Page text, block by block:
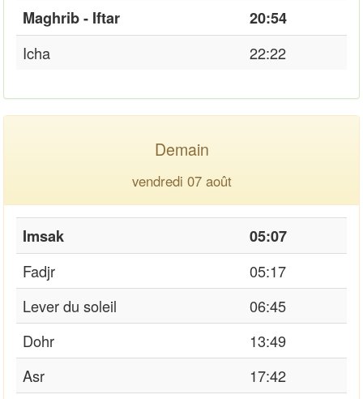
Maghrib - Iftar
20:54
Icha
22:22
Demain
vendredi 07 août
Imsak
05:07
Fadjr
05:17
Lever du soleil
06:45
Dohr
13:49
Asr
17:42